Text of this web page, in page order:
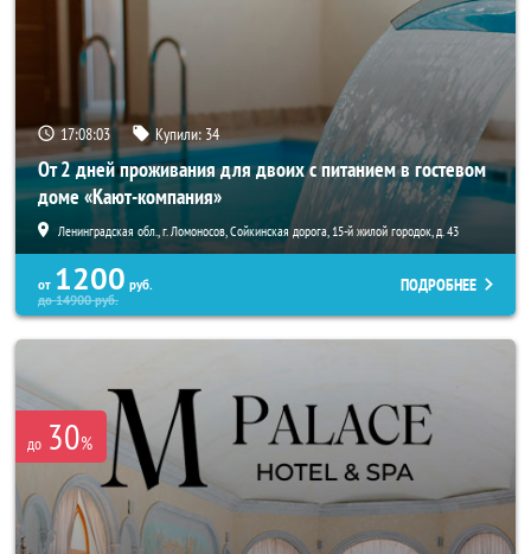
17:08:02 Купили: 34
От 2 дней проживания для двоих с питанием в гостевом
доме «Кают-компания»
Ленинградская обл., г. Ломоносов, Сойкинская дорога, 15-й жилой городок, д. 43
от 1200 руб.
до14900руб.
ПОДРОБНЕЕ
до 30%